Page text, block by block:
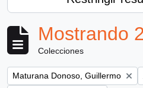
Mostrando
Colecciones
Remove filter:
Maturana Donoso, Guillermo